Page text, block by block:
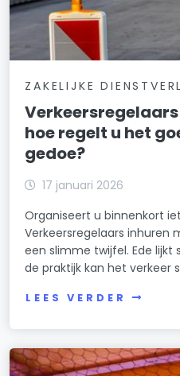
ZAKELIJKE
Verkeersregelaars
hoe regelt u het
gedoe?
17 januari 2026
Organiseert u binnenkort
Verkeersregelaars inhuren
een slimme twijfel. Ede lijkt
de praktijk kan het verkeer
LEES VERDER